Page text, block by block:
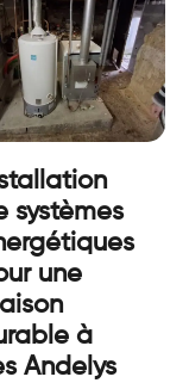
systèmes
une
à
Andelys